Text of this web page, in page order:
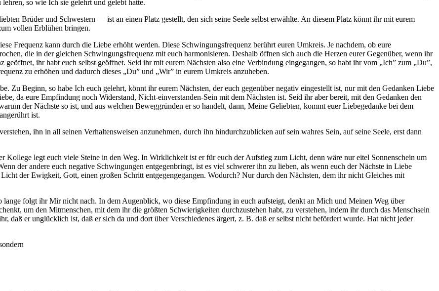
so wie Ich sie gelehrt und gelebt hatte.
Brüder und Schwestern — ist an einen Platz gestellt, den sich seine Seele selbst erwählte. An diesem Platz könnt ihr mit eurem
vollen Erblühen bringen.
Frequenz kann durch die Liebe erhöht werden. Diese Schwingungsfrequenz berührt euren Umkreis. Je nachdem, ob eure
die in der gleichen Schwingungsfrequenz mit euch harmonisieren. Deshalb öffnen sich auch die Herzen eurer Gegenüber, wenn ihr
ihr habt euch selbst geöffnet. Seid ihr mit eurem Nächsten also eine Verbindung eingegangen, so habt ihr vom „Ich” zum „Du”,
zu erhöhen und dadurch dieses „Du” und „Wir” in eurem Umkreis anzuheben.
Zu Beginn, so habe Ich euch gelehrt, könnt ihr eurem Nächsten, der euch gegenüber negativ eingestellt ist, nur mit den Gedanken Liebe
da eure Empfindung noch Widerstand, Nicht-einverstanden-Sein mit dem Nächsten ist. Seid ihr aber bereit, mit den Gedanken den
der Nächste so ist, und aus welchen Beweggründen er so handelt, dann, Meine Geliebten, kommt euer Liebegedanke bei dem
ist.
ihn in all seinen Verhaltensweisen anzunehmen, durch ihn hindurchzublicken auf sein wahres Sein, auf seine Seele, erst dann
legt euch viele Steine in den Weg. In Wirklichkeit ist er für euch der Aufstieg zum Licht, denn wäre nur eitel Sonnenschein um
der andere euch negative Schwingungen entgegenbringt, ist es viel schwerer ihn zu lieben, als wenn euch der Nächste in Liebe
der Ewigkeit, Gott, einen großen Schritt entgegengegangen. Wodurch? Nur durch den Nächsten, dem ihr nicht Gleiches mit
lange folgt ihr Mir nicht nach. In dem Augenblick, wo diese Empfindung in euch aufsteigt, denkt an Mich und Meinen Weg über
um den Mitmenschen, mit dem ihr die größten Schwierigkeiten durchzustehen habt, zu verstehen, indem ihr durch das Menschsein
daß er unglücklich ist, daß er sich da und dort über Verschiedenes ärgert, z. B. daß er selbst nicht befördert wurde. Hat nicht jeder